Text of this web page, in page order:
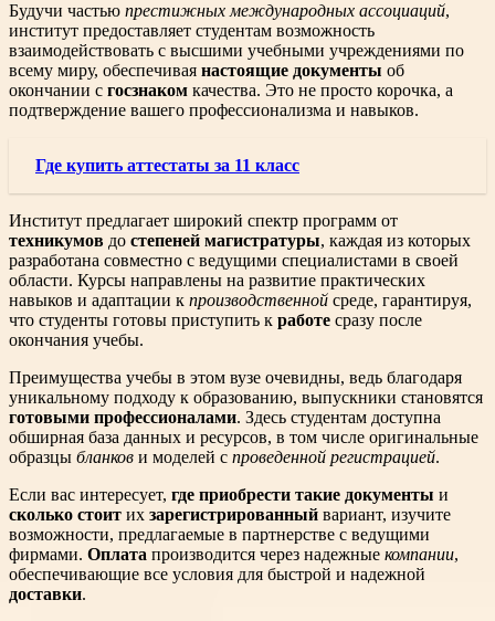
Будучи частью престижных международных ассоциаций,
институт предоставляет студентам возможность
взаимодействовать с высшими учебными учреждениями по
всему миру, обеспечивая настоящие документы об
окончании с госзнаком качества. Это не просто корочка, а
подтверждение вашего профессионализма и навыков.
Где купить аттестаты за 11 класс
Институт предлагает широкий спектр программ от
техникумов до степеней магистратуры, каждая из которых
разработана совместно с ведущими специалистами в своей
области. Курсы направлены на развитие практических
навыков и адаптации к производственной среде, гарантируя,
что студенты готовы приступить к работе сразу после
окончания учебы.
Преимущества учебы в этом вузе очевидны, ведь благодаря
уникальному подходу к образованию, выпускники становятся
готовыми профессионалами. Здесь студентам доступна
обширная база данных и ресурсов, в том числе оригинальные
образцы бланков и моделей с проведенной регистрацией.
Если вас интересует, где приобрести такие документы и
сколько стоит их зарегистрированный вариант, изучите
возможности, предлагаемые в партнерстве с ведущими
фирмами. Оплата производится через надежные компании,
обеспечивающие все условия для быстрой и надежной
доставки.